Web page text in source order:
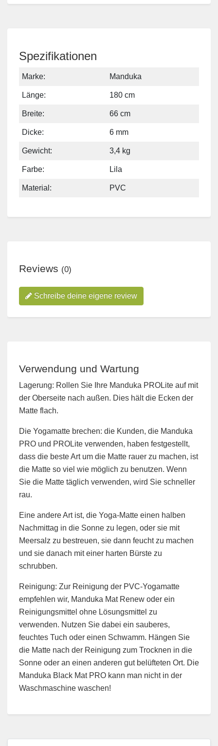
Spezifikationen
Marke: Manduka
Länge: 180 cm
Breite: 66 cm
Dicke: 6 mm
Gewicht: 3,4 kg
Farbe: Lila
Material: PVC
Reviews (0)
Schreibe deine eigene review
Verwendung und Wartung
Lagerung: Rollen Sie Ihre Manduka PROLite auf mit
der Oberseite nach außen. Dies hält die Ecken der
Matte flach.
Die Yogamatte brechen: die Kunden, die Manduka
PRO und PROLite verwenden, haben festgestellt,
dass die beste Art um die Matte rauer zu machen, ist
die Matte so viel wie möglich zu benutzen. Wenn
Sie die Matte täglich verwenden, wird Sie schneller
rau.
Eine andere Art ist, die Yoga-Matte einen halben
Nachmittag in die Sonne zu legen, oder sie mit
Meersalz zu bestreuen, sie dann feucht zu machen
und sie danach mit einer harten Bürste zu
schrubben.
Reinigung: Zur Reinigung der PVC-Yogamatte
empfehlen wir, Manduka Mat Renew oder ein
Reinigungsmittel ohne Lösungsmittel zu
verwenden. Nutzen Sie dabei ein sauberes,
feuchtes Tuch oder einen Schwamm. Hängen Sie
die Matte nach der Reinigung zum Trocknen in die
Sonne oder an einen anderen gut belüfteten Ort. Die
Manduka Black Mat PRO kann man nicht in der
Waschmaschine waschen!